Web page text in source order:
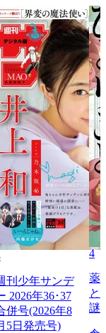
刊少年サンデ
2026年36･37
併号(2026年8
5日発売号)
4
薬
と
謎